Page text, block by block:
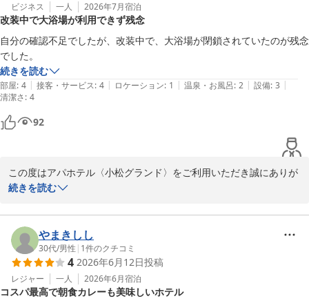
機械化が進む中でも、お客様一人ひとりに寄り添う「人の温もりを
感じる接客」を大切にしております。今後も「また利用したい」と
思っていただけるホテルを目指し、笑顔と親切な対応を心がけてま
いります。
またお近くにお越しの際は、ぜひ当ホテルにお立ち寄りくださいま
せ。
2026-07-22
ビジネス 一人 2026年7月宿泊
改装中で大浴場が利用できず残念
自分の確認不足でしたが、改装中で、大浴場が閉鎖されていたのが残念
でした。
続きを読む
部屋: 4 | 接客・サービス: 4 | ロケーション: 1 | 温泉・お風呂: 2 | 設備: 3 |
清潔さ: 4
92
この度はアパホテル〈小松グランド〉をご利用いただき誠にありが
とうございます。
す。
大浴殿が改修工事中のためご利用いただけず、大変残念な思いをさ
せてしまいましたこと、心よりお詫び申し上げます。
お客様の確認不足とございますが、事前のご案内やホームページ等
続きを読む
やまきしし
30代/男性 | 1件のクチコミ
4 2026年6月12日投稿
レジャー 一人 2026年6月宿泊
コスパ最高で朝食カレーも美味しいホテル